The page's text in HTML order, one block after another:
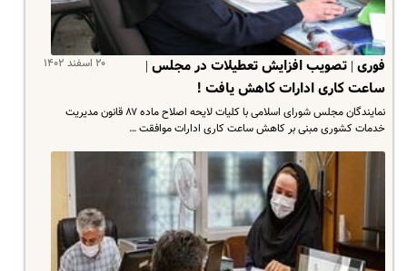
۲۰ اسفند ۱۴۰۲
فوری | تصویب افزایش تعطیلات در مجلس |
ساعت کاری ادارات کاهش یافت !
نمایندگان مجلس شورای اسلامی با کلیات لایحه اصلاح ماده ۸۷ قانون مدیریت
خدمات کشوری مبنی بر کاهش ساعت کاری ادارات موافقت …